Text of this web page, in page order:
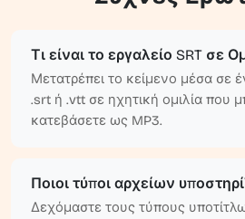
Τι είναι το εργαλείο SRT σε
Μετατρέπει το κείμενο μέσα σε
.srt ή .vtt σε ηχητική ομιλία που
κατεβάσετε ως MP3.
Ποιοι τύποι αρχείων
Δεχόμαστε τους τύπους